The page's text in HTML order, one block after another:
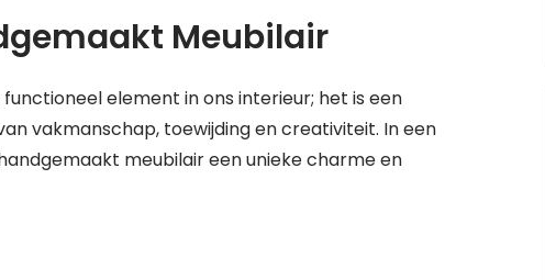
Meubilair
element in ons interieur; het is een
vakmanschap, toewijding en creativiteit. In een
meubilair een unieke charme en